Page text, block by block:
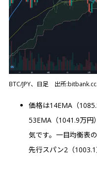
BTC/JPY、日足 出所
価格は14EMA（
53EMA（1041.9万円
気です。一目均衡表
先行スパン2（1003.1